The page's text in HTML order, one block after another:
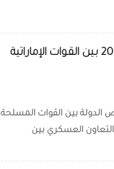
تواصل فعاليات التمرين العسكري المشترك نايت فيوري 20 بين القوات الإماراتية
العسكري المشترك نايت فيوري 20 على أرض الدولة بين القوات المسلحة
التعاون العسكري بين